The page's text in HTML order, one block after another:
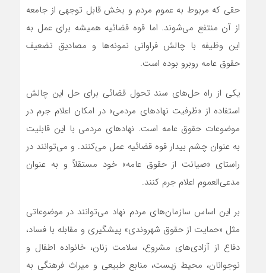
حقی که مربوط به عموم مردم و بخش قابل توجهی از جامعه
از آن منتفع می‌شوند. اما قوه قضائیه همیشه برای عمل به
این وظیفه با چالش فراوانی نمونه‌ها و مصادیق تضعیف
حقوق عامه روبرو بوده است.
یکی از راه حل‌های سند تحول قضائی برای حل این چالش
استفاده از «ظرفیت نهادهای مردمی» در امکان اعلام جرم در
موضوعات حقوق عامه است. نهادهای مردمی با این قابلیت
به عنوان چشم بیدار قوه قضائیه عمل می‌کنند. و می‌توانند در
راستای «صیانت از حقوق عامه» خود مستقلاً و به عنوان
مدعی‌العموم اعلام جرم کنند.
بر این اساس سازمان‌های مردم نهاد می‌توانند در موضوعاتی
مثل «حمایت از حقوق شهروندی» پیشگیری و مقابله با فساد،
دفاع از آزادی‌های مشروع، سلامت زنان، خانواده اطفال و
نوجوانان، محیط زیست، منابع طبیعی و میراث فرهنگی به